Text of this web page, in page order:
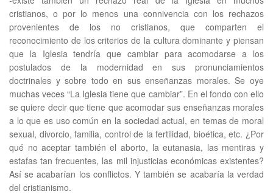
cristianos, o por lo menos una connivencia con los rechazos
provenientes de los no cristianos, que comparten el
reconocimiento de los criterios de la cultura dominante y piensan
que la Iglesia tendría que cambiar para acomodarse a los
postulados de la modernidad en sus pronunciamientos
doctrinales y sobre todo en sus enseñanzas morales. Se oye
muchas veces “La Iglesia tiene que cambiar”. En el fondo con ello
se quiere decir que tiene que acomodar sus enseñanzas morales
a lo que es uso común en la sociedad actual, en temas de moral
sexual, divorcio, familia, control de la fertilidad, bioética, etc. ¿Por
qué no aceptar también el aborto, la eutanasia, las mentiras y
estafas tan frecuentes, las mil injusticias económicas existentes?
Así se acabarían los conflictos. Y también se acabaría la verdad
del cristianismo.